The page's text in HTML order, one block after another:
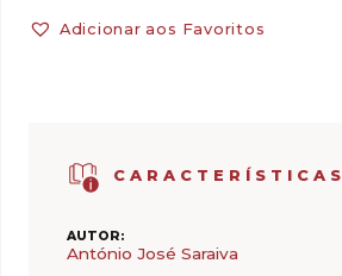
CARACTERÍSTICAS
AUTOR:
António José Saraiva
Adicionar aos Favoritos